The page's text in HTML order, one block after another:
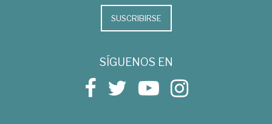
SUSCRIBIRSE
SÍGUENOS EN